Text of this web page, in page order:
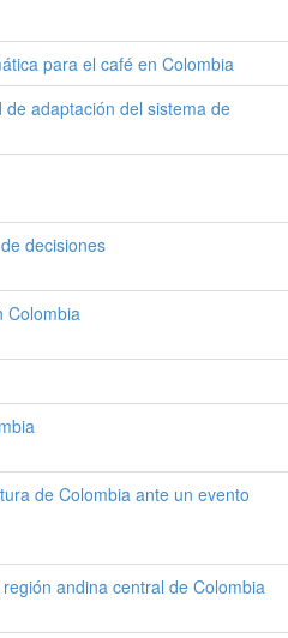
para el café en Colombia
adaptación del sistema de
decisiones
Colombia
de Colombia ante un evento
andina central de Colombia